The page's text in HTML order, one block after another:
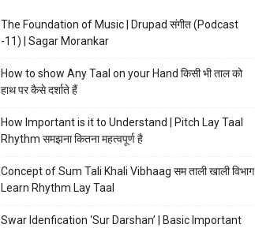
The Foundation of Music | Drupad संगीत (Podcast
-11) | Sagar Morankar
How to show Any Taal on your Hand किसी भी ताल को
हाथ पर कैसे दर्शाते हैं
How Important is it to Understand | Pitch Lay Taal
Rhythm समझना कितना महत्वपूर्ण है
Concept of Sum Tali Khali Vibhaag सम ताली खाली विभाग
Learn Rhythm Lay Taal
Swar Idenfication ‘Sur Darshan’ | Basic Important